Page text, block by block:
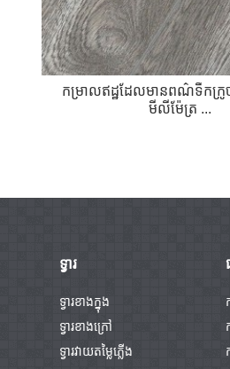
កម្រាលឥដ្ឋដែលមានពណ៌ទឹកក្
មីលីម៉ែត្រ ...
ទ្វារ
ទ្វារខាងក្នុង
ទ្វារខាងក្រៅ
ទ្វារវាយតម្លៃភ្លើង